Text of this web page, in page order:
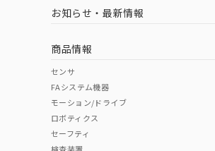
お知らせ・最新情報
商品情報
センサ
FAシステム機器
モーション/ドライブ
ロボティクス
セーフティ